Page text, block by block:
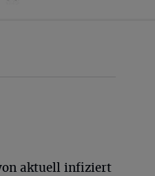
aktuell infiziert